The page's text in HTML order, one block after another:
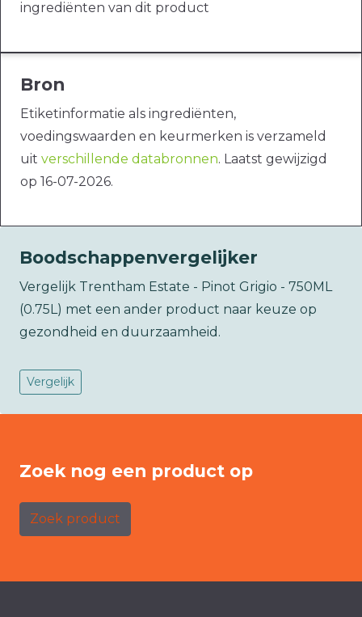
ingrediënten van dit product
Bron
Etiketinformatie als ingrediënten,
voedingswaarden en keurmerken is verzameld
uit verschillende databronnen. Laatst gewijzigd
op 16-07-2026.
Boodschappenvergelijker
Vergelijk Trentham Estate - Pinot Grigio - 750ML
(0.75L) met een ander product naar keuze op
gezondheid en duurzaamheid.
Vergelijk
Zoek nog een product op
Zoek product